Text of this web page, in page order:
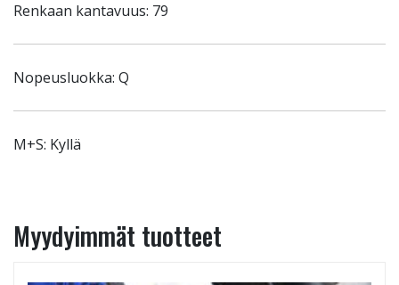
Renkaan kantavuus: 79
Nopeusluokka: Q
M+S: Kyllä
Myydyimmät tuotteet